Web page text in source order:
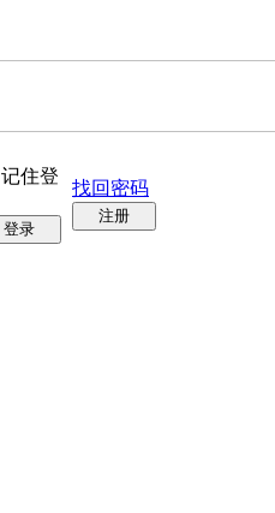
记住登
登录
找回密码
注册